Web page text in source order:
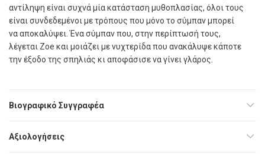
αντίληψη είναι συχνά µία κατάσταση µυθοπλασίας, όλοι τους
είναι συνδεδεµένοι µε τρόπους που µόνο το σύµπαν µπορεί
να αποκαλύψει. Ένα σύµπαν που, στην περίπτωσή τους,
λέγεται Zoe και µοιάζει µε νυχτερίδα που ανακάλυψε κάποτε
την έξοδο της σπηλιάς κι αποφάσισε να γίνει γλάρος.
Βιογραφικό Συγγραφέα
Αξιολογήσεις